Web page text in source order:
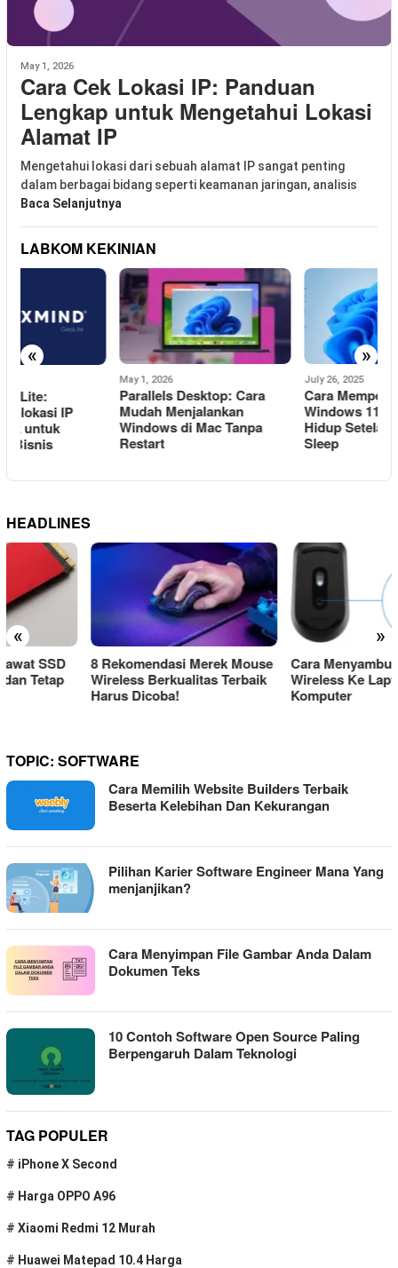
May 1, 2026
Cara Cek Lokasi IP: Panduan
Lengkap untuk Mengetahui Lokasi
Alamat IP
Mengetahui lokasi dari sebuah alamat IP sangat penting
dalam berbagai bidang seperti keamanan jaringan, analisis
Baca Selanjutnya
LABKOM KEKINIAN
« »
Parallels Desktop: Cara
Mudah Menjalankan
Windows di Mac Tanpa
Restart
Cara Memperbaiki Masalah
Windows 11 Tidak Bisa
Hidup Setelah Masuk Mode
HEADLINES
« »
8 Rekomendasi Merek Mouse
Wireless Berkualitas Terbaik
Harus Dicoba!
Cara Menyambungkan Mouse
Wireless Ke Laptop Atau
TOPIC: SOFTWARE
Cara Memilih Website Builders Terbaik
Beserta Kelebihan Dan Kekurangan
Pilihan Karier Software Engineer Mana Yang
menjanjikan?
Cara Menyimpan File Gambar Anda Dalam
Dokumen Teks
10 Contoh Software Open Source Paling
Berpengaruh Dalam Teknologi
TAG POPULER
# iPhone X Second
# Harga OPPO A96
# Xiaomi Redmi 12 Murah
# Huawei Matepad 10.4 Harga